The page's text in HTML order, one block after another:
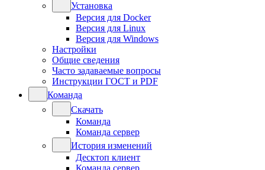
Установка
Версия для Docker
Версия для Linux
Версия для Windows
Настройки
Общие сведения
Часто задаваемые вопросы
Инструкции ГОСТ и PDF
Команда
Скачать
Команда
Команда сервер
История изменений
Десктоп клиент
Команда сервер